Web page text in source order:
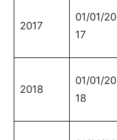
2017
01/01/20
17
2018
01/01/20
18